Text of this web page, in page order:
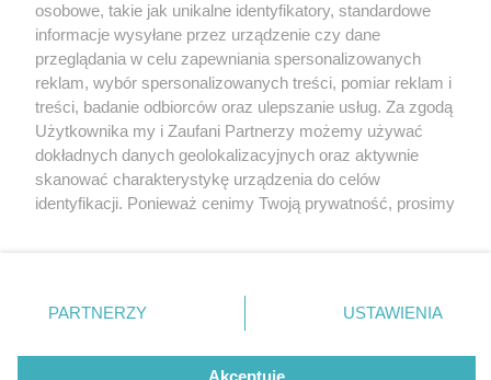
5 / 0
Nie zapomnij
zapoznać się z:
polityką prywatności regulamin korzystania z portali
Twojemiasto
Piekary Śląskie
Chorzów
Tarnowskie Góry
Gliwice
Skontakuj sięz nami
Kontakt
Wydawca
Redakcja
osobowe, takie jak unikalne identyfikatory, standardowe
informacje wysyłane przez urządzenie czy dane
przeglądania w celu zapewniania spersonalizowanych
reklam, wybór spersonalizowanych treści, pomiar reklam i
treści, badanie odbiorców oraz ulepszanie usług. Za zgodą
Użytkownika my i Zaufani Partnerzy możemy używać
dokładnych danych geolokalizacyjnych oraz aktywnie
skanować charakterystykę urządzenia do celów
identyfikacji. Ponieważ cenimy Twoją prywatność, prosimy
prywatności znajdujący się w lewym dolnym rogu strony
. Niektóre rodzaje przetwarzania danych nie wymagają
zgody użytkownika, ale masz prawo sprzeciwić się
takiemu przetwarzaniu. Preferencje będą miały
PARTNERZY USTAWIENIA
Akceptuję